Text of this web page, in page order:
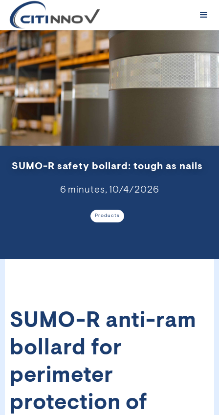
SUMO-R safety bollard: tough as nails
6 minutes, 10/4/2026
Products
SUMO-R anti-ram
bollard for
perimeter
protection of